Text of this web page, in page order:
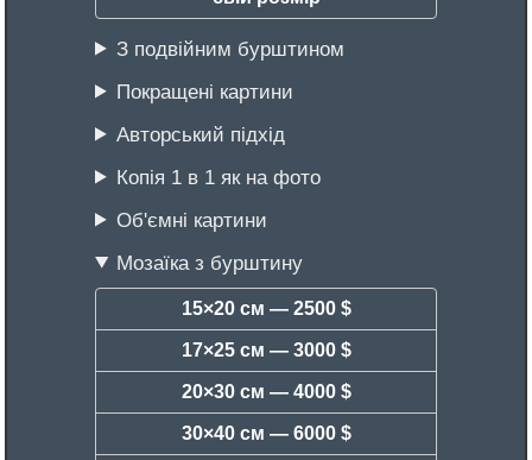
З подвійним бурштином
Покращені картини
Авторський підхід
Копія 1 в 1 як на фото
Об'ємні картини
Мозаїка з бурштину
15×20 см — 2500 $
17×25 см — 3000 $
20×30 см — 4000 $
30×40 см — 6000 $